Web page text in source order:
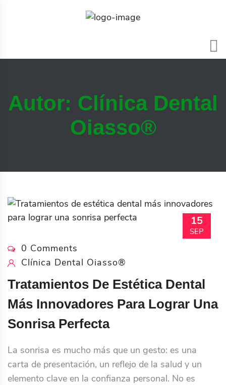
Autor: Clínica Dental
Oiasso®
15
SEP
0 Comments
Clínica Dental Oiasso®
Tratamientos De Estética Dental
Más Innovadores Para Lograr Una
Sonrisa Perfecta
La sonrisa es mucho más que un gesto: es una
carta de presentación, un reflejo de la salud y un
elemento clave en la confianza personal. No es